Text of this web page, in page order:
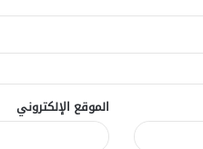
الموقع الإلكتروني